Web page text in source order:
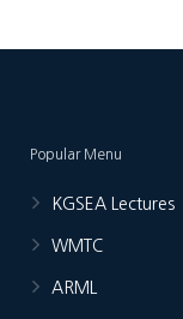
Popular Menu
KGSEA Lectures
WMTC
ARML